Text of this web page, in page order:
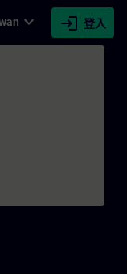
expand_more login 登入
培訓 - 培訓